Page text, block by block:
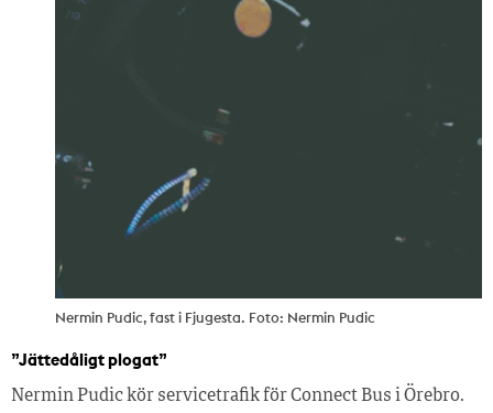
Nermin Pudic, fast i Fjugesta. Foto: Nermin Pudic
”Jättedåligt plogat”
Nermin Pudic kör servicetrafik för Connect Bus i Örebro.